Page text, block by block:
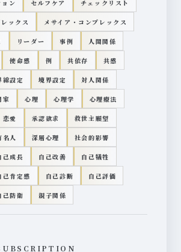
ン セルフケア チェックリスト
ックス メサイア・コンプレックス
リーダー 事例 人間関係
使命感 例 共依存 共感
線設定 境界設定 対人関係
家 心理 心理学 心理療法
恋愛 承認欲求 救世主願望
名人 深層心理 社会的影響
己成長 自己改善 自己犠牲
己肯定感 自己診断 自己評価
己防衛 親子関係